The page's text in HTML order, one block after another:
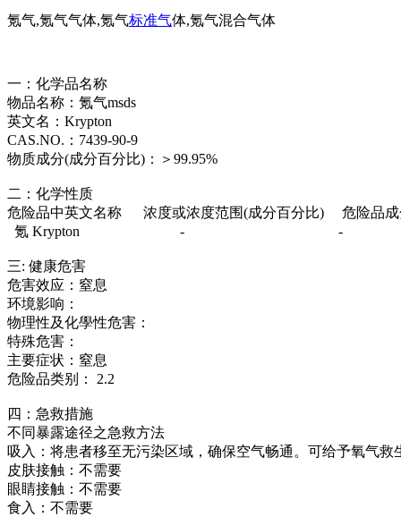
氪气,氪气气体,氪气标准气体,氪气混合气体
一：化学品名称
物品名称：氪气msds
英文名：Krypton
CAS.NO.：7439-90-9
物质成分(成分百分比)：＞99.95%
二：化学性质
危险品中英文名称 浓度或浓度范围(成分百分比) 危险品
氪 Krypton - -
三: 健康危害
危害效应：窒息
环境影响：
物理性及化學性危害：
特殊危害：
主要症状：窒息
危险品类别： 2.2
四：急救措施
不同暴露途径之急救方法
吸入：将患者移至无污染区域，确保空气畅通。可给予氧气救
皮肤接触：不需要
眼睛接触：不需要
食入：不需要